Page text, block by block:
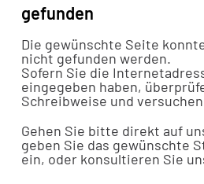
gefunden
Die gewünschte Seite
nicht gefunden werden.
Sofern Sie die
eingegeben haben,
Schreibweise und
Gehen Sie bitte direkt auf
geben Sie das gewünschte
ein, oder konsultieren Sie